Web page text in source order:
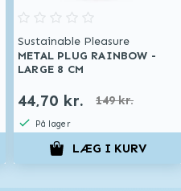
Sustainable Pleasure
METAL PLUG RAINBOW -
LARGE 8 CM
44,70 kr. 149 kr.
På lager
LÆG I KURV